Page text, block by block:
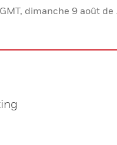
dimanche 9 août